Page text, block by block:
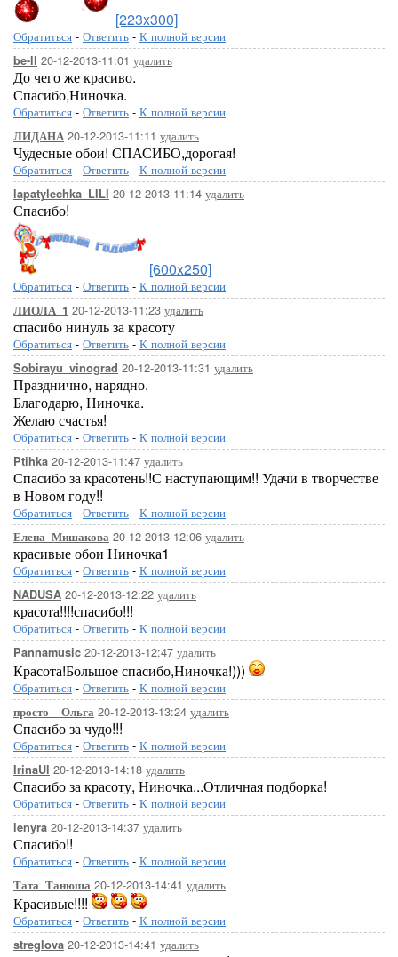
[223x300]
Обратиться - Ответить - К полной версии
be-ll 20-12-2013-11:01 удалить
До чего же красиво.
Спасибо,Ниночка.
Обратиться - Ответить - К полной версии
ЛИДАНА 20-12-2013-11:11 удалить
Чудесные обои! СПАСИБО,дорогая!
Обратиться - Ответить - К полной версии
lapatylechka_LILI 20-12-2013-11:14 удалить
Спасибо!
[600x250]
Обратиться - Ответить - К полной версии
ЛИОЛА_1 20-12-2013-11:23 удалить
спасибо нинуль за красоту
Обратиться - Ответить - К полной версии
Sobirayu_vinograd 20-12-2013-11:31 удалить
Празднично, нарядно.
Благодарю, Ниночка.
Желаю счастья!
Обратиться - Ответить - К полной версии
Ptihka 20-12-2013-11:47 удалить
Спасибо за красотень!!С наступающим!! Удачи в творчестве
в Новом году!!
Обратиться - Ответить - К полной версии
Елена_Мишакова 20-12-2013-12:06 удалить
красивые обои Ниночка1
Обратиться - Ответить - К полной версии
NADUSA 20-12-2013-12:22 удалить
красота!!!!спасибо!!!
Обратиться - Ответить - К полной версии
Pannamusic 20-12-2013-12:47 удалить
Красота!Большое спасибо,Ниночка!)))
Обратиться - Ответить - К полной версии
просто__Ольга 20-12-2013-13:24 удалить
Спасибо за чудо!!!
Обратиться - Ответить - К полной версии
IrinaUl 20-12-2013-14:18 удалить
Спасибо за красоту, Ниночка...Отличная подборка!
Обратиться - Ответить - К полной версии
lenyra 20-12-2013-14:37 удалить
Спасибо!!
Обратиться - Ответить - К полной версии
Тата_Танюша 20-12-2013-14:41 удалить
Красивые!!!!
Обратиться - Ответить - К полной версии
streglova 20-12-2013-14:41 удалить